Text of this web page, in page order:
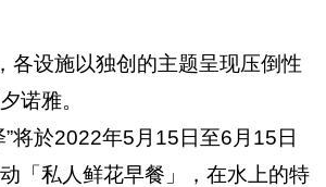
各设施以独创的主题呈现压倒性
诺雅。
”将於2022年5月15日至6月15日
「私人鲜花早餐」，在水上的特